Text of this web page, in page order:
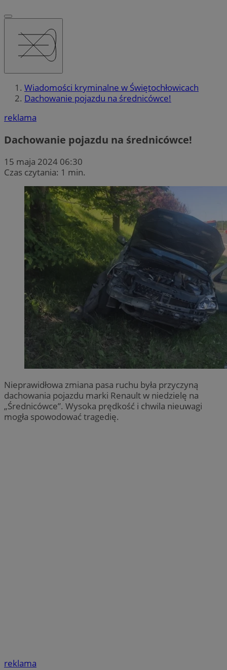
Wiadomości kryminalne w Świętochłowicach
Dachowanie pojazdu na średnicówce!
reklama
Dachowanie pojazdu na średnicówce!
15 maja 2024 06:30
Czas czytania: 1 min.
Nieprawidłowa zmiana pasa ruchu była przyczyną
dachowania pojazdu marki Renault w niedzielę na
„Średnicówce”. Wysoka prędkość i chwila nieuwagi
mogła spowodować tragedię.
reklama